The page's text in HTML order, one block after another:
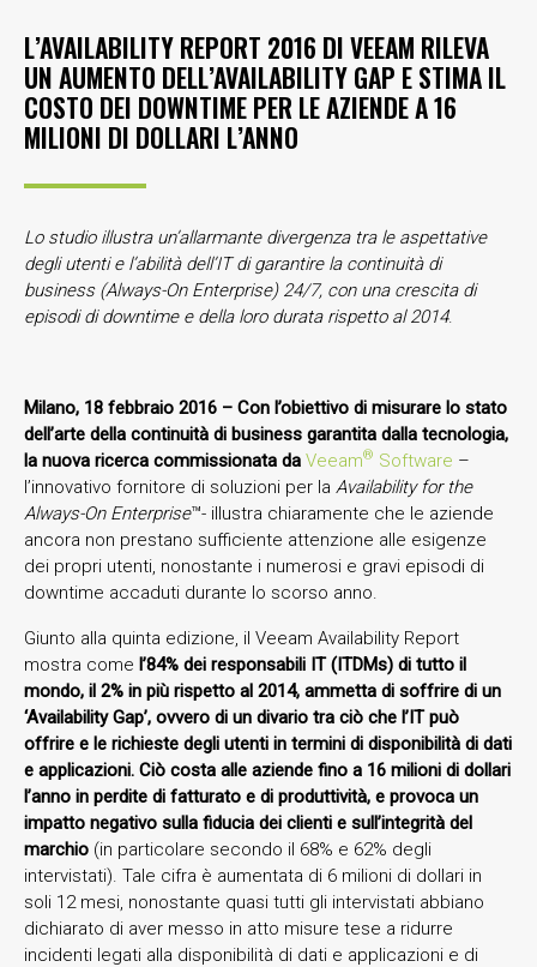
L’AVAILABILITY REPORT 2016 DI VEEAM RILEVA
UN AUMENTO DELL’AVAILABILITY GAP E STIMA IL
COSTO DEI DOWNTIME PER LE AZIENDE A 16
MILIONI DI DOLLARI L’ANNO
Lo studio illustra un’allarmante divergenza tra le aspettative
degli utenti e l’abilità dell’IT di garantire la continuità di
business (Always-On Enterprise) 24/7, con una crescita di
episodi di downtime e della loro durata rispetto al 2014.
Milano, 18 febbraio 2016 – Con l’obiettivo di misurare lo stato
dell’arte della continuità di business garantita dalla tecnologia,
la nuova ricerca commissionata da Veeam® Software –
l’innovativo fornitore di soluzioni per la Availability for the
Always-On Enterprise™- illustra chiaramente che le aziende
ancora non prestano sufficiente attenzione alle esigenze
dei propri utenti, nonostante i numerosi e gravi episodi di
downtime accaduti durante lo scorso anno.
Giunto alla quinta edizione, il Veeam Availability Report
mostra come l’84% dei responsabili IT (ITDMs) di tutto il
mondo, il 2% in più rispetto al 2014, ammetta di soffrire di un
‘Availability Gap’, ovvero di un divario tra ciò che l’IT può
offrire e le richieste degli utenti in termini di disponibilità di dati
e applicazioni. Ciò costa alle aziende fino a 16 milioni di dollari
l’anno in perdite di fatturato e di produttività, e provoca un
impatto negativo sulla fiducia dei clienti e sull’integrità del
marchio (in particolare secondo il 68% e 62% degli
intervistati). Tale cifra è aumentata di 6 milioni di dollari in
soli 12 mesi, nonostante quasi tutti gli intervistati abbiano
dichiarato di aver messo in atto misure tese a ridurre
incidenti legati alla disponibilità di dati e applicazioni e di